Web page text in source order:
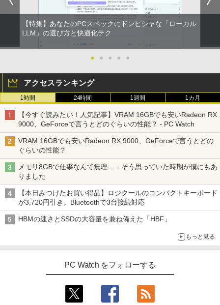
【特集】あなたのPCスペックにドンピシャな「ローカル
LLM」の選び方と快適化テク
● ● ● ● ●
アクセスランキング
1時間 24時間 1週間 1カ月
【今すぐ読みたい！人気記事】VRAM 16GBでも安いRadeon RX
9000、GeForceで言うとどのぐらいの性能？ - PC Watch
VRAM 16GBでも安いRadeon RX 9000、GeForceで言うとどの
ぐらいの性能？
メモリ8GBで仕事なんて無理……そう思っていた時期が僕にもあ
りました
【本日みつけたお買い得品】ロジクールのコンパクトキーボード
が3,720円引き。Bluetoothで3台接続対応
HBMの速さとSSDの大容量を兼ね備えた「HBF」
もっと見る
PC Watch をフォローする